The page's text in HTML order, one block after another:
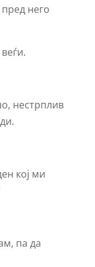
него
нестрплив
кој ми
па да